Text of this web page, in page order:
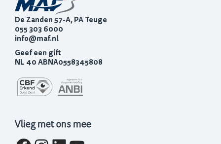
Vlieg met ons mee
De Zanden 57-A, PA Teuge
055 303 6000
info@maf.nl
Geef een gift
NL 40 ABNA0558345808